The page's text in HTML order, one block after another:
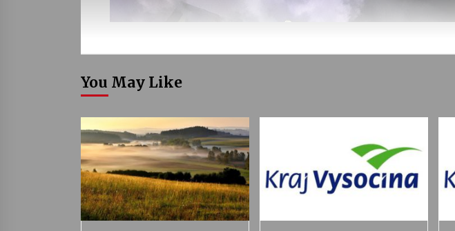
You May Like